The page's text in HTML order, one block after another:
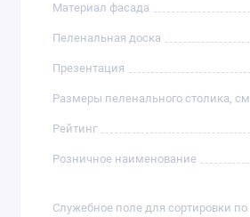
Материал фасада
Пеленальная доска
Презентация
Размеры пеленального столика, см
Рейтинг
Розничное наименование
Служебное поле для сортировки по